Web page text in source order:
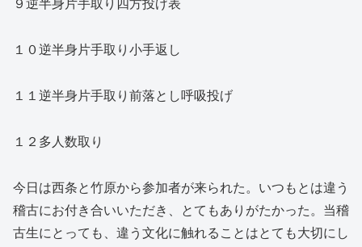
９逆半身片手取り四方投げ表
１０逆半身片手取り小手返し
１１逆半身片手取り前落とし呼吸投げ
１２多人数取り
今日は西条と竹原から参加者が来られた。いつもとは違う
稽古にお付き合いいただき、とてもありがたかった。当稽
古生にとっても、違う文化に触れることはとても大切にし